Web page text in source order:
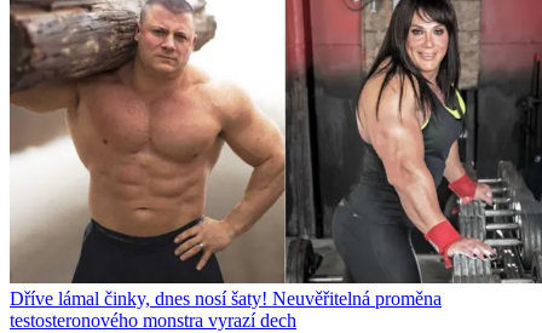
Dříve lámal činky, dnes nosí šaty! Neuvěřitelná proměna
testosteronového monstra vyrazí dech